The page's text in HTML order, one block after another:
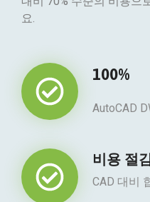
요.
100%
AutoCAD
비용 절
CAD 대비